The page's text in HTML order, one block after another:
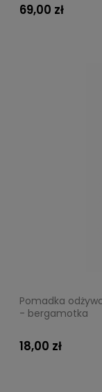
69,00 zł
Pomadka
- bergamotka
18,00 zł